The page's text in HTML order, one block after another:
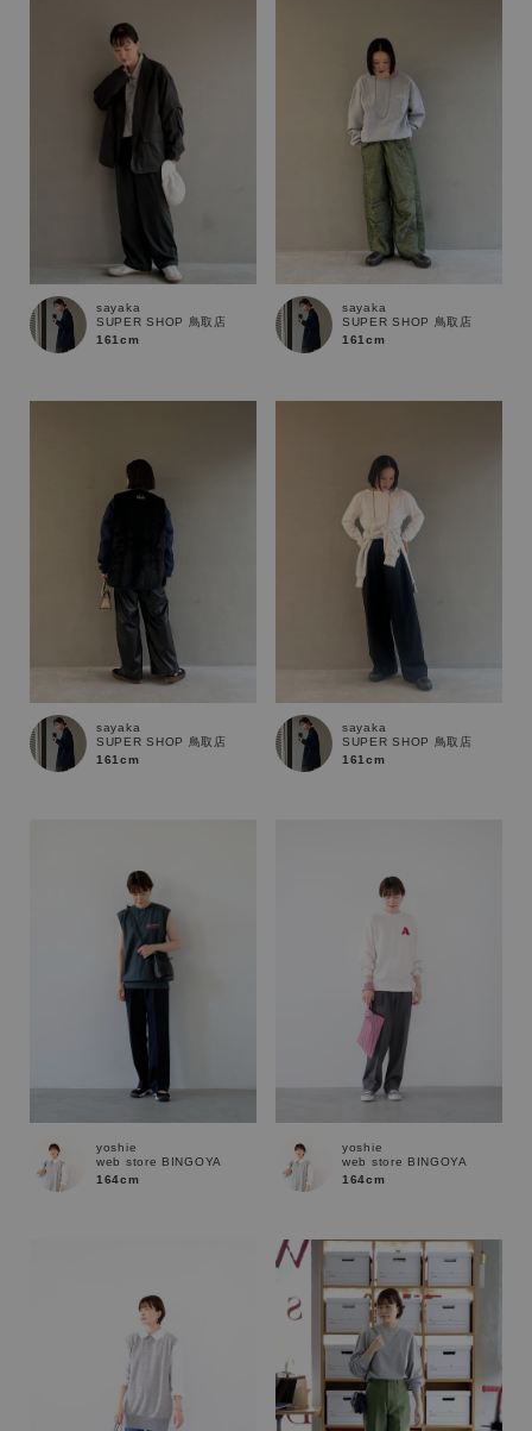
キーワード
sayaka
SUPER SHOP 鳥取店
161cm
sayaka
SUPER SHOP 鳥取店
161cm
sayaka
SUPER SHOP 鳥取店
161cm
sayaka
SUPER SHOP 鳥取店
161cm
yoshie
web store BINGOYA
164cm
yoshie
web store BINGOYA
164cm